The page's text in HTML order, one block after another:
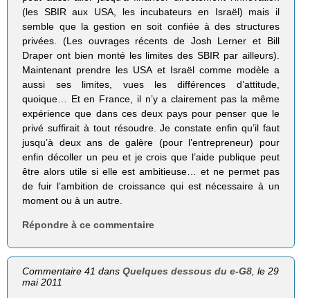
(les SBIR aux USA, les incubateurs en Israël) mais il
semble que la gestion en soit confiée à des structures
privées. (Les ouvrages récents de Josh Lerner et Bill
Draper ont bien monté les limites des SBIR par ailleurs).
Maintenant prendre les USA et Israël comme modèle a
aussi ses limites, vues les différences d’attitude,
quoique… Et en France, il n’y a clairement pas la même
expérience que dans ces deux pays pour penser que le
privé suffirait à tout résoudre. Je constate enfin qu’il faut
jusqu’à deux ans de galère (pour l’entrepreneur) pour
enfin décoller un peu et je crois que l’aide publique peut
être alors utile si elle est ambitieuse… et ne permet pas
de fuir l’ambition de croissance qui est nécessaire à un
moment ou à un autre.
Répondre à ce commentaire
Commentaire 41 dansQuelques dessous du e-G8, le 29
mai 2011